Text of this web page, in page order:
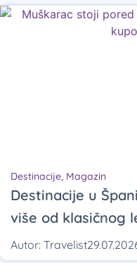
Destinacije, Magazin
Destinacije u
više od klasičnog
Autor: Travelist